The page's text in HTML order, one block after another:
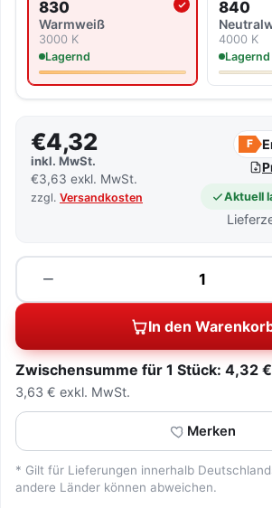
830
Warmweiß
3000 K
Lagernd
Aktuell ausgewählte Lichtfarbe
840
4000 K
Lagernd
€4,32
inkl. MwSt.
€3,63 exkl. MwSt.
zzgl. Versandkosten
F
Aktuell
−
Menge
In den
Zwischensumme für 1 Stück: 4,32
3,63 € exkl. MwSt.
Merken
* Gilt für Lieferungen innerhalb
andere Länder können abweichen.